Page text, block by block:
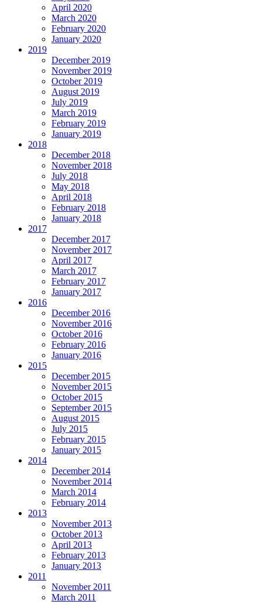
April 2020
March 2020
February 2020
January 2020
2019
December 2019
November 2019
October 2019
August 2019
July 2019
March 2019
February 2019
January 2019
2018
December 2018
November 2018
July 2018
May 2018
April 2018
February 2018
January 2018
2017
December 2017
November 2017
April 2017
March 2017
February 2017
January 2017
2016
December 2016
November 2016
October 2016
February 2016
January 2016
2015
December 2015
November 2015
October 2015
September 2015
August 2015
July 2015
February 2015
January 2015
2014
December 2014
November 2014
March 2014
February 2014
2013
November 2013
October 2013
April 2013
February 2013
January 2013
2011
November 2011
March 2011